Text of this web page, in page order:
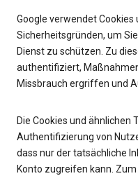
Google verwendet Cookies
Sicherheitsgründen, um
Dienst zu schützen. Zu
authentifiziert,
Missbrauch ergriffen und
Die Cookies und ähnlichen
Authentifizierung von
dass nur der tatsächliche
Konto zugreifen kann.